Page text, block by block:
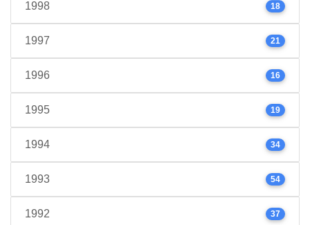
1998 18
1997 21
1996 16
1995 19
1994 34
1993 54
1992 37